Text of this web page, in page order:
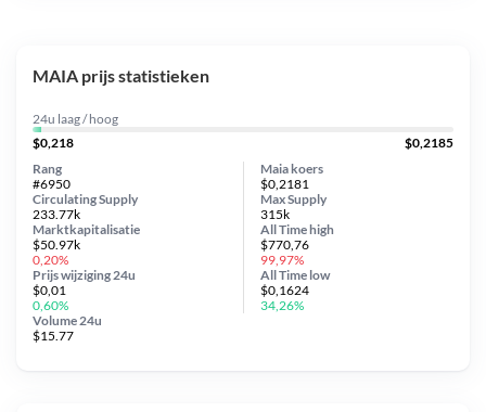
MAIA prijs statistieken
24u laag / hoog
$0,218
$0,2185
Maia koers
$0,2181
Circulating Supply
233.77k
Prijs wijziging 24u
$0,01
0,60%
Max Supply
315k
Marktkapitalisatie
$50.97k
0,20%
Volume 24u
$15.77
Rang
#6950
All Timehigh
$770,76
99,97%
All Time low
$0,1624
34,26%